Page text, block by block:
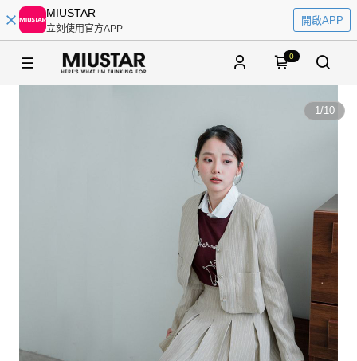
MIUSTAR
立刻使用官方APP
開啟APP
0
1/10